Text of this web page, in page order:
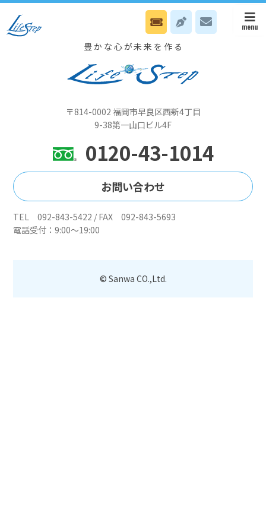
6月13日(土）会長はビジョンセンター浜松町で東京Nスタイル日です
豊かな心が未来を作る
〒814-0002 福岡市早良区西新4丁目
9-38第一山口ビル4F
0120-43-1014
お問い合わせ
TEL 092-843-5422 / FAX 092-843-5693
電話受付：9:00～19:00
© Sanwa CO.,Ltd.